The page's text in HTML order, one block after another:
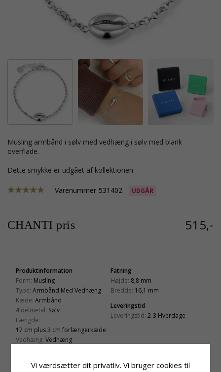
musling armbånd i sølv med vedhæng i sølv med blank
overflade.
Dette smykke er udgået af kollektionen
Varenummer 531402 UDGÅR
CHANTI pris 515,-
Produktinformation
Form: Musling
Type: Armbånd Med Vedhæng
Kæde: Armbånd
Ædelmetal: Sølv
Længde:
17 cm plus 3 cm forlængerkæde
Vedhæng: Vedhæng
Fatning
Højde: 8,8 mm
Bredde: 16,1 mm
Leveringstid
Leveringstid: 2-3 Hverdage
Vi værdsætter dit privatliv. Vi bruger cookies til